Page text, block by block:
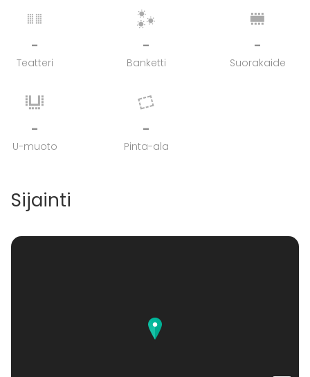
-
Teatteri
-
Banketti
-
Suorakaide
-
U-muoto
-
Pinta-ala
Sijainti